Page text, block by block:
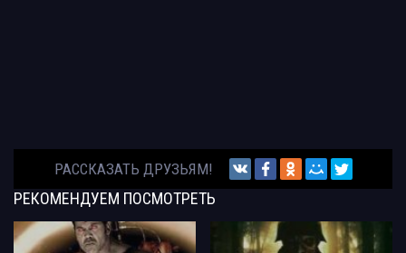
РАССКАЗАТЬ ДРУЗЬЯМ!
РЕКОМЕНДУЕМ ПОСМОТРЕТЬ